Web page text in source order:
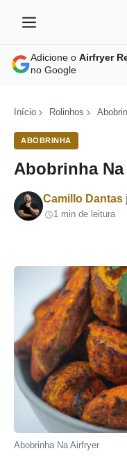
Adicione o Airfryer
no Google
Início Rolinhos
ABOBRINHA
Abobrinha
Por
Camillo Dantas
1 min de leitura
Abobrinha Na Airfryer